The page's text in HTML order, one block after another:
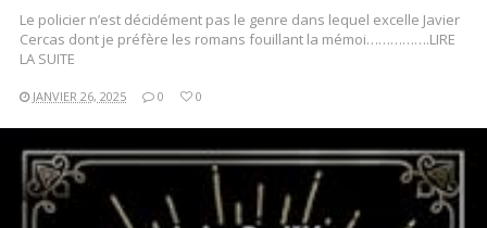
Le policier n’est décidément pas le genre dans lequel excelle Javier
Cercas dont je préfère les romans fouillant la mémoi…………….LIRE
LA SUITE
JANVIER 26, 2025 0 0